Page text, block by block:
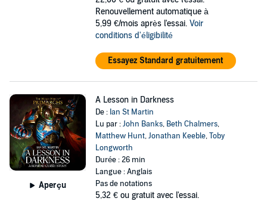
– Shadow of the Past by Gav Thorpe, featuring Lorgar
– The Emperor’s Architect by Guy Haley, featuring Perturabo
– Prince of Blood by L J Goulding, featuring Angron
– Misbegotten by Dan Abnett, featuring Horus Lupercal
Narrated by Christopher Tester. Running time 7 hours, 6 minutes
(approx).
©2023 Games Workshop Limited (P)2023 Games Workshop Limited
Renouvellement automatique à
5,99 €/mois après l'essai. Voir
conditions d'éligibilité
Essayez Standard gratuitement
Aperçu
A Lesson in Darkness
De : Ian St Martin
Lu par :John Banks, Beth Chalmers,
Matthew Hunt,Jonathan Keeble,Toby
Longworth
Durée : 26 min
Langue : Anglais
Pas de notations
5,32 € ou gratuit avec l'essai.